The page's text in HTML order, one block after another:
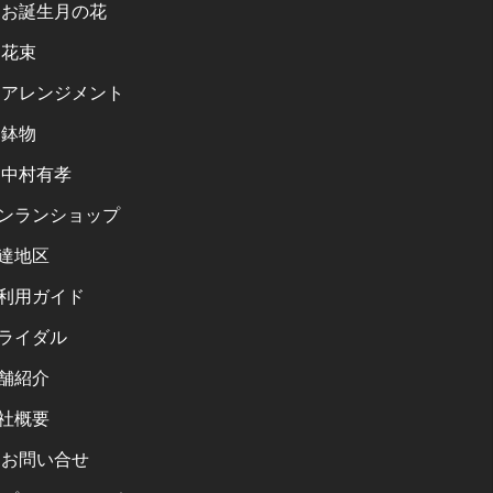
お誕生月の花
花束
アレンジメント
鉢物
中村有孝
ランショップ
地区
用ガイド
イダル
紹介
概要
お問い合せ